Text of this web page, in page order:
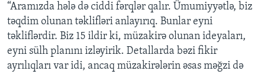
“Aramızda hələ də ciddi fərqlər qalır. Ümumiyyətlə, biz
təqdim olunan təklifləri anlayırıq. Bunlar eyni
təkliflərdir. Biz 15 ildir ki, müzakirə olunan ideyaları,
eyni sülh planını izləyirik. Detallarda bəzi fikir
ayrılıqları var idi, ancaq müzakirələrin əsas məğzi də